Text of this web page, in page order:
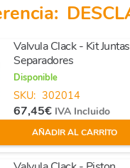
Valvula Clack - Kit
Separadores
Disponible
SKU: 302014
67,45€ IVA Incluido
AÑADIR AL CARRITO